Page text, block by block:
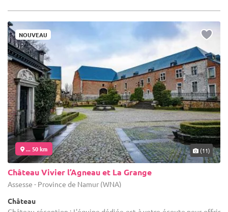
NOUVEAU
... 50 km (11)
Château Vivier l’Agneau et La Grange
Assesse - Province de Namur (WNA)
Château